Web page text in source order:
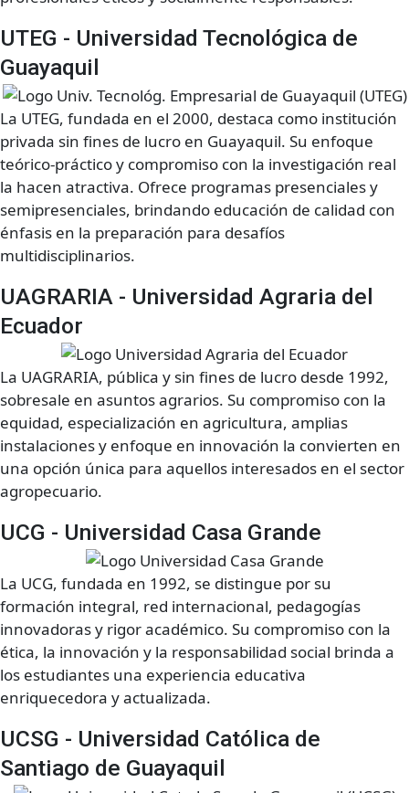
UTEG - Universidad Tecnológica de
Guayaquil
La UTEG, fundada en el 2000, destaca como institución
privada sin fines de lucro en Guayaquil. Su enfoque
teórico-práctico y compromiso con la investigación real
la hacen atractiva. Ofrece programas presenciales y
semipresenciales, brindando educación de calidad con
énfasis en la preparación para desafíos
multidisciplinarios.
UAGRARIA - Universidad Agraria del
Ecuador
La UAGRARIA, pública y sin fines de lucro desde 1992,
sobresale en asuntos agrarios. Su compromiso con la
equidad, especialización en agricultura, amplias
instalaciones y enfoque en innovación la convierten en
una opción única para aquellos interesados en el sector
agropecuario.
UCG - Universidad Casa Grande
La UCG, fundada en 1992, se distingue por su
formación integral, red internacional, pedagogías
innovadoras y rigor académico. Su compromiso con la
ética, la innovación y la responsabilidad social brinda a
los estudiantes una experiencia educativa
enriquecedora y actualizada.
UCSG - Universidad Católica de
Santiago de Guayaquil